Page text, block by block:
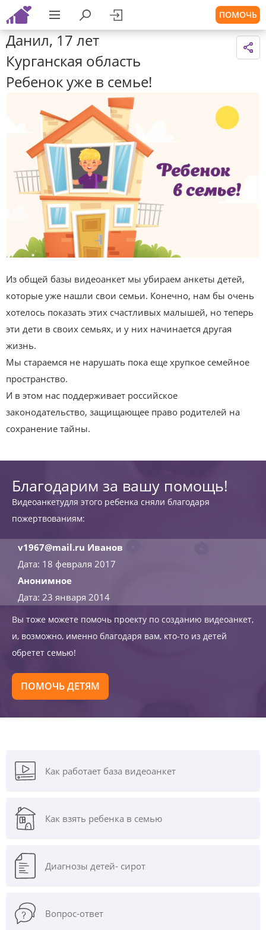
ПОМОЧЬ
Данил, 17 лет
Курганская область
Ребенок уже в семье!
Из общей базы видеоанкет мы убираем анкеты детей,
которые уже нашли свои семьи. Конечно, нам бы очень
хотелось показать этих счастливых малышей, но теперь
эти дети в своих семьях, и у них начинается другая
жизнь.
Мы стараемся не нарушать пока еще хрупкое семейное
пространство.
И в этом нас поддерживает российское
законодательство, защищающее право родителей на
сохранение тайны.
Благодарим за вашу помощь!
Видеоанкетудля этого ребенка сняли благодаря
пожертвованиям:
v1967@mail.ru Иванов
Дата: 18 февраля 2017
Анонимное
Дата: 23 января 2014
Вы тоже можете помочь проекту по созданию видеоанкет,
и, возможно, именно благодаря вам, кто-то из детей
обретет семью!
ПОМОЧЬ ДЕТЯМ
Как работает база видеоанкет
Как взять ребенка в семью
Диагнозы детей- сирот
Вопрос-ответ